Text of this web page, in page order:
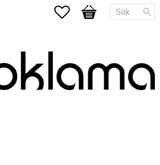
Favoriter
Kundvagn